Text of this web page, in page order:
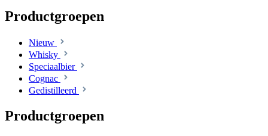
Productgroepen
Nieuw
Whisky
Speciaalbier
Cognac
Gedistilleerd
Productgroepen